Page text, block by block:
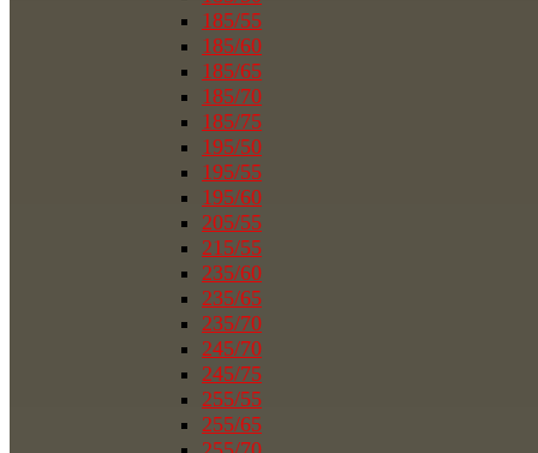
185/55
185/60
185/65
185/70
185/75
195/50
195/55
195/60
205/55
215/55
235/60
235/65
235/70
245/70
245/75
255/55
255/65